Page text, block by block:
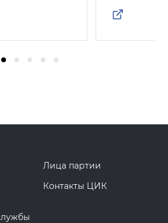
Лица партии
Контакты ЦИК